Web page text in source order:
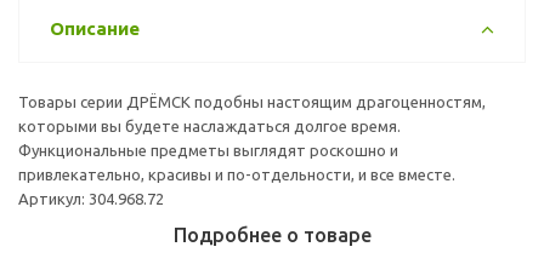
Описание
Товары серии ДРЁМСК подобны настоящим драгоценностям,
которыми вы будете наслаждаться долгое время.
Функциональные предметы выглядят роскошно и
привлекательно, красивы и по-отдельности, и все вместе.
Артикул: 304.968.72
Подробнее о товаре